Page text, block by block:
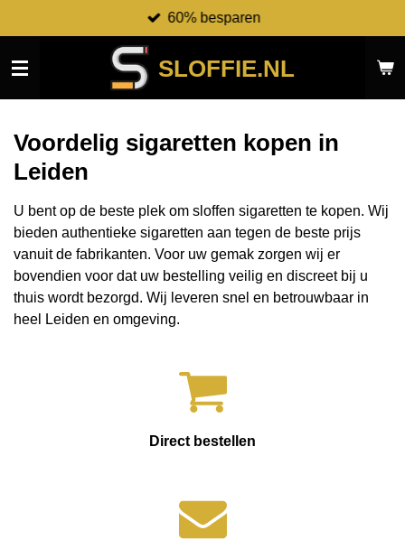
direct
naar
SLOFFIE.NL
60% besparen
Voordelig sigaretten kopen in
Leiden
U bent op de beste plek om sloffen sigaretten te kopen. Wij
bieden authentieke sigaretten aan tegen de beste prijs
vanuit de fabrikanten. Voor uw gemak zorgen wij er
bovendien voor dat uw bestelling veilig en discreet bij u
thuis wordt bezorgd. Wij leveren snel en betrouwbaar in
heel Leiden en omgeving.
Direct bestellen